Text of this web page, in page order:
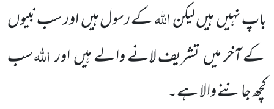
باپ نہیںہیں لیکناللہکے رسول ہیںاور سب نبیوں
کے آخر میںتشریف لانے والے ہیںاوراللہسب
کچھ جاننے والا ہے۔